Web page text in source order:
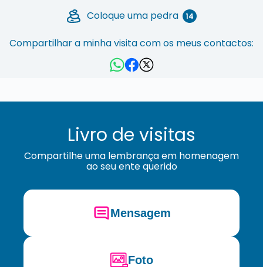
Coloque uma pedra 14
Compartilhar a minha visita com os meus contactos:
Livro de visitas
Compartilhe uma lembrança em homenagem
ao seu ente querido
Mensagem
Foto